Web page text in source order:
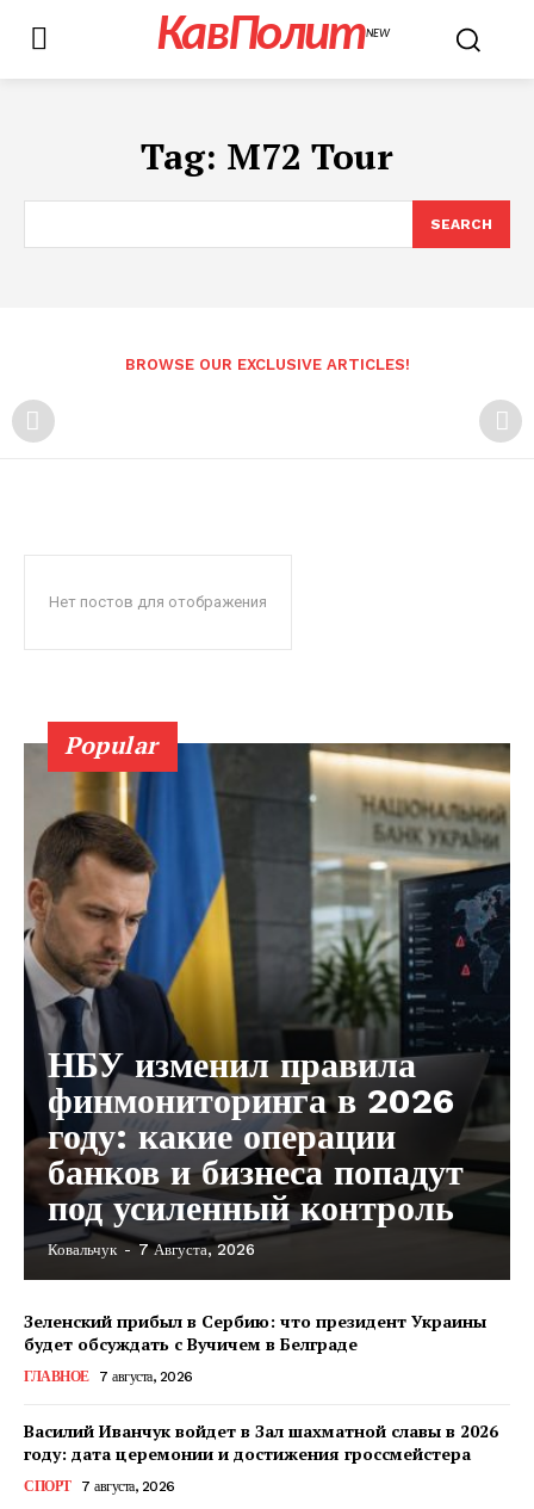
КавПолитNEW
Tag: M72 Tour
SEARCH
BROWSE OUR EXCLUSIVE ARTICLES!
Нет постов для отображения
Popular
НБУ изменил правила
финмониторинга в 2026
году: какие операции
банков и бизнеса попадут
под усиленный контроль
Ковальчук - 7 Августа, 2026
Зеленский прибыл в Сербию: что президент Украины
будет обсуждать с Вучичем в Белграде
ГЛАВНОЕ 7 августа, 2026
Василий Иванчук войдет в Зал шахматной славы в 2026
году: дата церемонии и достижения гроссмейстера
СПОРТ 7 августа, 2026